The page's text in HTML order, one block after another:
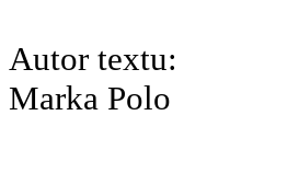
Autor textu:
Marka Polo